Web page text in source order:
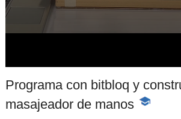
Programa con bitbloq y
masajeador de manos -